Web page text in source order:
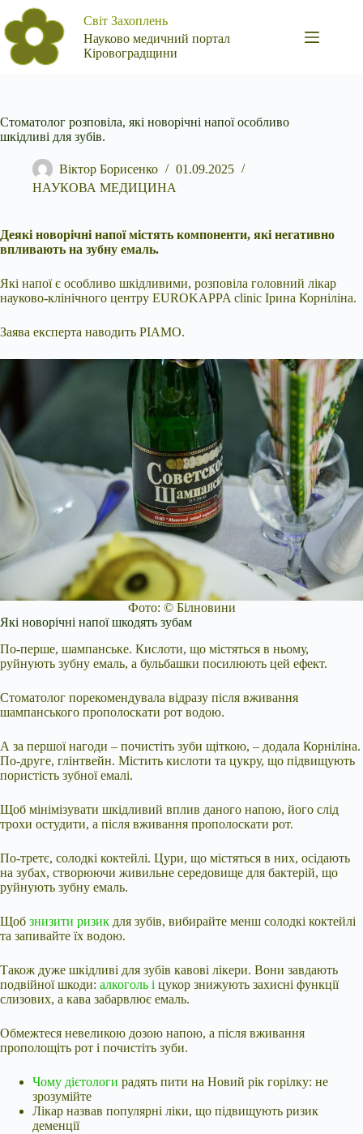
Перейти
до
вмісту
Світ Захоплень
Науково медичний портал
Кіровоградщини
Стоматолог розповіла, які новорічні напої особливо
шкідливі для зубів.
Віктор Борисенко
01.09.2025
НАУКОВА МЕДИЦИНА
Деякі новорічні напої містять компоненти, які негативно
впливають на зубну емаль.
Які напої є особливо шкідливими, розповіла головний лікар
науково-клінічного центру EUROKAPPA clinic Ірина Корніліна.
Заява експерта наводить РІАМО.
Фото: © Білновини
Які новорічні напої шкодять зубам
По-перше, шампанське. Кислоти, що містяться в ньому,
руйнують зубну емаль, а бульбашки посилюють цей ефект.
Стоматолог порекомендувала відразу після вживання
шампанського прополоскати рот водою.
А за першої нагоди – почистіть зуби щіткою, – додала Корніліна.
По-друге, глінтвейн. Містить кислоти та цукру, що підвищують
пористість зубної емалі.
Щоб мінімізувати шкідливий вплив даного напою, його слід
трохи остудити, а після вживання прополоскати рот.
По-третє, солодкі коктейлі. Цури, що містяться в них, осідають
на зубах, створюючи живильне середовище для бактерій, що
руйнують зубну емаль.
Щоб знизити ризик для зубів, вибирайте менш солодкі коктейлі
та запивайте їх водою.
Також дуже шкідливі для зубів кавові лікери. Вони завдають
подвійної шкоди: алкоголь і цукор знижують захисні функції
слизових, а кава забарвлює емаль.
Обмежтеся невеликою дозою напою, а після вживання
прополощіть рот і почистіть зуби.
Чому дієтологи радять пити на Новий рік горілку: не
зрозумійте
Лікар назвав популярні ліки, що підвищують ризик
деменції